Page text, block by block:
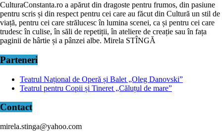
CulturaConstanta.ro a apărut din dragoste pentru frumos, din pasiune
pentru scris și din respect pentru cei care au făcut din Cultură un stil de
viață, pentru cei care strălucesc în lumina scenei, ca și pentru cei care
trudesc în culise, în săli de repetiții, în ateliere de creație sau în fața
paginii de hârtie și a pânzei albe. Mirela STÎNGĂ
Parteneri
Teatrul Național de Operă și Balet „Oleg Danovski”
Teatrul pentru Copii și Tineret „Căluțul de mare”
Contact
mirela.stinga@yahoo.com